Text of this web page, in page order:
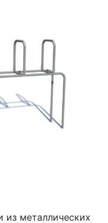
из металлических